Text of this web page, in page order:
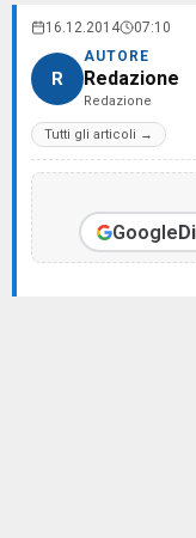
16.12.2014 07:10
R
AUTORE
Redazione
Redazione
Tutti gli articoli →
Google